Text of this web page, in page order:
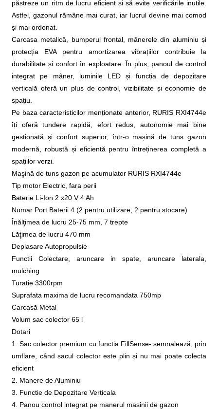
păstreze un ritm de lucru eficient și să evite verificările inutile.
Astfel, gazonul rămâne mai curat, iar lucrul devine mai comod
și mai ordonat.
Carcasa metalică, bumperul frontal, mânerele din aluminiu și
protecția EVA pentru amortizarea vibrațiilor contribuie la
durabilitate și confort în exploatare. În plus, panoul de control
integrat pe mâner, luminile LED și funcția de depozitare
verticală oferă un plus de control, vizibilitate și economie de
spațiu.
Pe baza caracteristicilor menționate anterior, RURIS RXI4744e
îți oferă tundere rapidă, efort redus, autonomie mai bine
gestionată și confort superior, într-o mașină de tuns gazon
modernă, robustă și eficientă pentru întreținerea completă a
spațiilor verzi.
Maşină de tuns gazon pe acumulator RURIS RXI4744e
Tip motor Electric, fara perii
Baterie Li-Ion 2 x20 V 4 Ah
Numar Port Baterii 4 (2 pentru utilizare, 2 pentru stocare)
Înălţimea de lucru 25-75 mm, 7 trepte
Lăţimea de lucru 470 mm
Deplasare Autopropulsie
Functii Colectare, aruncare in spate, aruncare laterala,
mulching
Turatie 3300rpm
Suprafata maxima de lucru recomandata 750mp
Carcasă Metal
Volum sac colector 65 l
Dotari
1. Sac colector premium cu functia FillSense- semnalează, prin
umflare, când sacul colector este plin și nu mai poate colecta
eficient
2. Manere de Aluminiu
3. Functie de Depozitare Verticala
4. Panou control integrat pe manerul masinii de gazon